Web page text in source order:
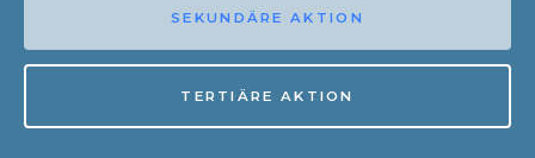
SEKUNDÄRE AKTION
TERTIÄRE AKTION